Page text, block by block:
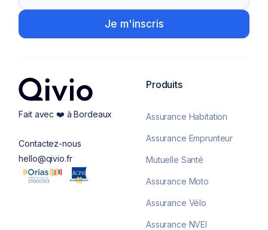
Fait avec ❤️ à Bordeaux
Contactez-nous
hello@qivio.fr
Produits
Assurance Habitation
Assurance Emprunteur
Mutuelle Santé
Assurance Moto
Assurance Vélo
Assurance NVEI